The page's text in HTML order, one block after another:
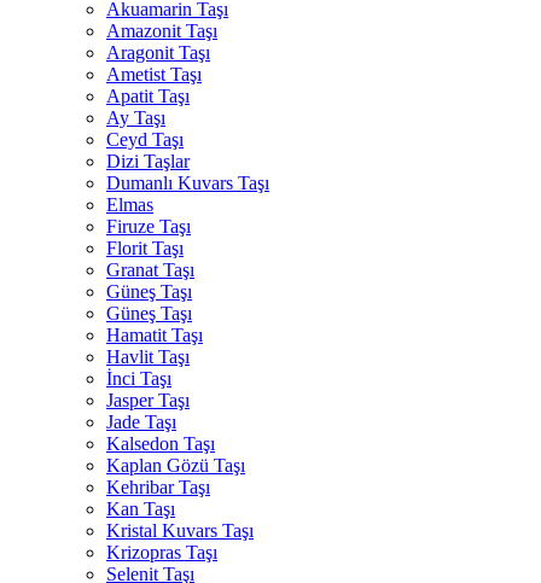
Akuamarin Taşı
Amazonit Taşı
Aragonit Taşı
Ametist Taşı
Apatit Taşı
Ay Taşı
Ceyd Taşı
Dizi Taşlar
Dumanlı Kuvars Taşı
Elmas
Firuze Taşı
Florit Taşı
Granat Taşı
Güneş Taşı
Güneş Taşı
Hamatit Taşı
Havlit Taşı
İnci Taşı
Jasper Taşı
Jade Taşı
Kalsedon Taşı
Kaplan Gözü Taşı
Kehribar Taşı
Kan Taşı
Kristal Kuvars Taşı
Krizopras Taşı
Selenit Taşı